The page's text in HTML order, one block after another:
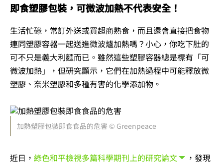
​即食塑膠包裝，可微波加熱不代表安全！
生活忙碌，常訂外送或買超商熟食，而且還會直接把食物
連同塑膠容器一起送進微波爐加熱嗎？小心，你吃下肚的
可不只是義大利麵而已。雖然這些塑膠容器總是標有「可
微波加熱」，但研究顯示，它們在加熱過程中可能釋放微
塑膠、奈米塑膠和多種有害的化學添加物。
加熱塑膠包裝即食食品的危害 © Greenpeace
近日， 綠色和平檢視多篇科學期刊上的研究論文
，發現